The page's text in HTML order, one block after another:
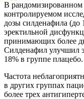
В
контролируемом
дозы силденафила
эректильной
принимающих более
Силденафил улучшил
18% в группе плацебо.
Частота
в других группах
более трех